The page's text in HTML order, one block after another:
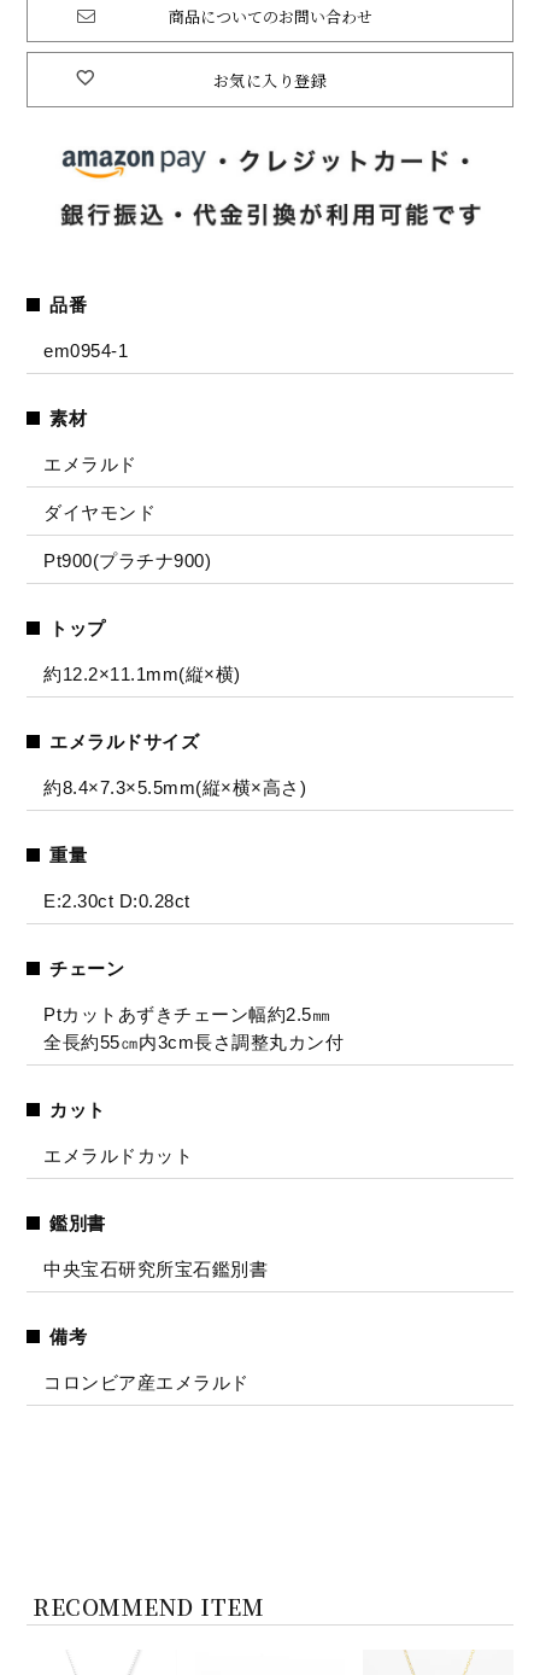
お気に入り登録
商品についてのお問い合わせ
品番
em0954-1
素材
エメラルド
ダイヤモンド
Pt900(プラチナ900)
トップ
約12.2×11.1mm(縦×横)
エメラルドサイズ
約8.4×7.3×5.5mm(縦×横×高さ)
重量
E:2.30ct D:0.28ct
チェーン
Ptカットあずきチェーン幅約2.5㎜
全長約55㎝内3cm長さ調整丸カン付
カット
エメラルドカット
鑑別書
中央宝石研究所宝石鑑別書
備考
コロンビア産エメラルド
RECOMMEND ITEM